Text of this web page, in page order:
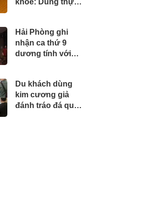
khỏe: Dùng thực
Hải Phòng ghi
nhận ca thứ 9
dương tính với
huyện Vĩnh Bảo
Du khách dùng
kim cương giả
đánh tráo đá quý